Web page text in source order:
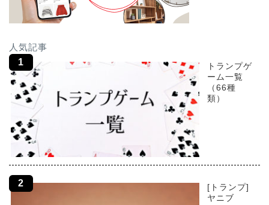
人気記事
トランプゲ
ーム一覧
（66種
類）
[トランプ]
ヤニブ